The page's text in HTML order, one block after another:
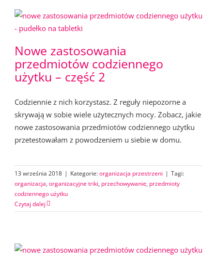
Nowe zastosowania
przedmiotów codziennego
użytku – część 2
Codziennie z nich korzystasz. Z reguły niepozorne a
skrywają w sobie wiele użytecznych mocy. Zobacz, jakie
nowe zastosowania przedmiotów codziennego użytku
przetestowałam z powodzeniem u siebie w domu.
13 września 2018 | Kategorie:organizacja przestrzeni | Tagi:
organizacja, organizacyjne triki, przechowywanie, przedmioty
codziennego użytku
Czytaj dalej